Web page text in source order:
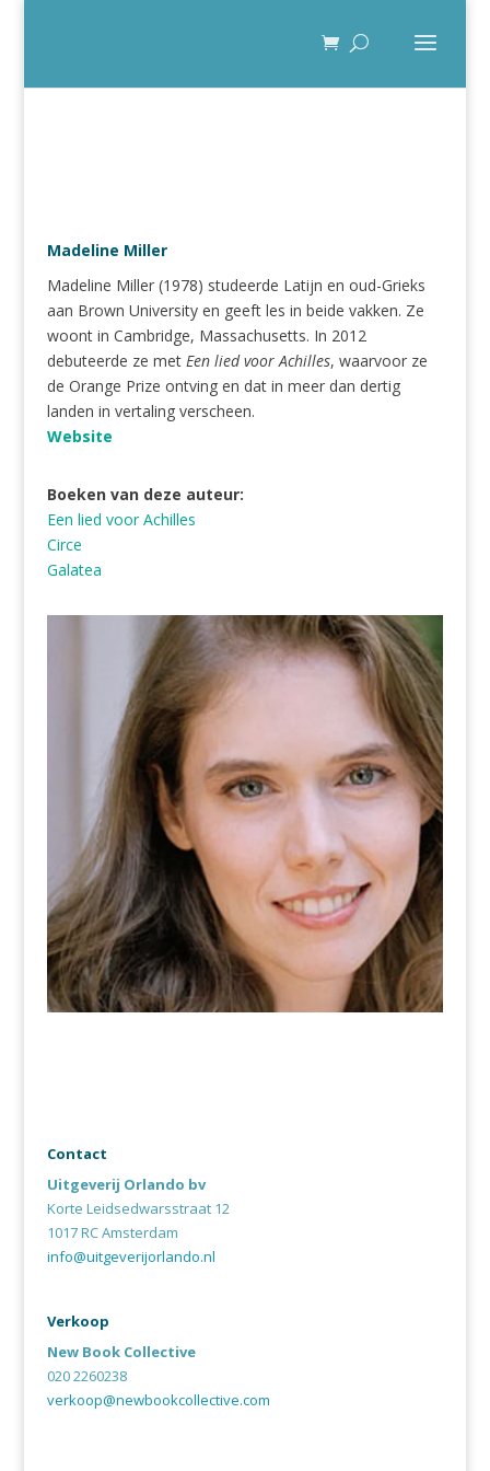
Madeline Miller
Madeline Miller (1978) studeerde Latijn en oud-Grieks
aan Brown University en geeft les in beide vakken. Ze
woont in Cambridge, Massachusetts. In 2012
debuteerde ze met Een lied voor Achilles, waarvoor ze
de Orange Prize ontving en dat in meer dan dertig
landen in vertaling verscheen.
Website
Boeken van deze auteur:
Een lied voor Achilles
Circe
Galatea
Contact
Uitgeverij Orlando bv
Korte Leidsedwarsstraat 12
1017 RC Amsterdam
info@uitgeverijorlando.nl
Verkoop
New Book Collective
020 2260238
verkoop@newbookcollective.com